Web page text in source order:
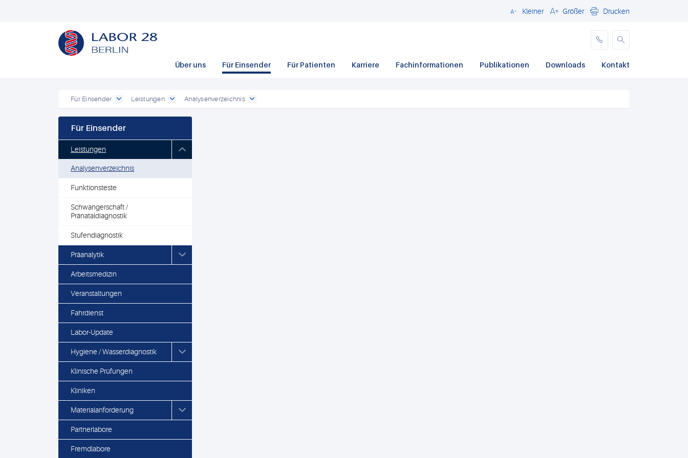
Schließen
Kleiner Größer Drucken
Über uns Für Einsender Für Patienten Karriere Fachinformationen Publikationen Downloads Kontakt
Für Einsender Leistungen Analysenverzeichnis
Für Einsender
Leistungen
Analysenverzeichnis
Funktionsteste
Schwangerschaft /
Pränataldiagnostik
Stufendiagnostik
Präanalytik
Arbeitsmedizin
Veranstaltungen
Fahrdienst
Labor-Update
Hygiene / Wasserdiagnostik
Klinische Prüfungen
Kliniken
Materialanforderung
Partnerlabore
Fremdlabore